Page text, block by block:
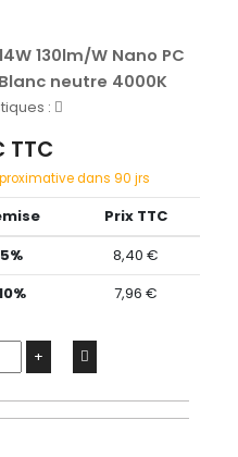
130lm/W Nano PC
neutre 4000K
:
TTC
dans 90 jrs
Prix TTC
5%
8,40 €
7,96 €
+